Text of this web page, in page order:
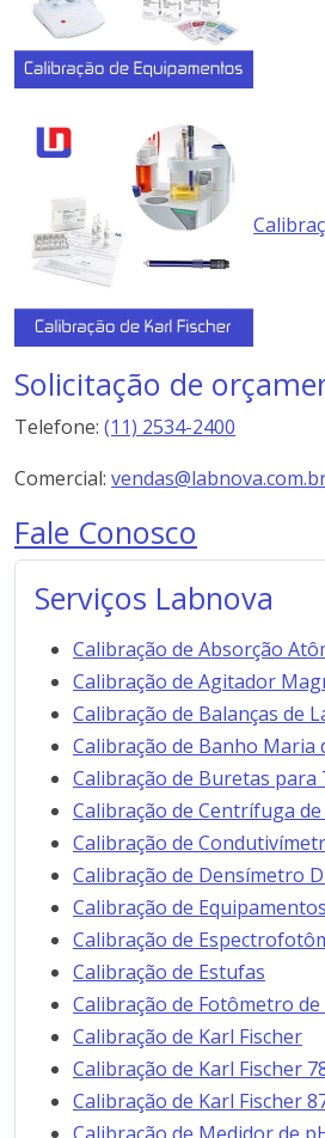
Solicitação de
Telefone: (11) 2534-2400
Comercial:
Fale Conosco
Serviços Labnova
Calibração de Absorção
Calibração de Agitador
Calibração de Balanças de
Calibração de Banho
Calibração de Buretas
Calibração de Centrífuga
Calibração de
Calibração de Densímetro
Calibração de
Calibração de
Calibração de Estufas
Calibração de Fotômetro de
Calibração de Karl Fischer
Calibração de Karl Fischer
Calibração de Karl Fischer